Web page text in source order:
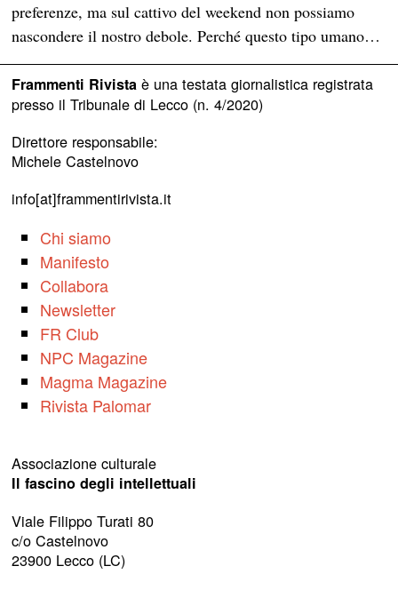
preferenze, ma sul cattivo del weekend non possiamo
nascondere il nostro debole. Perché questo tipo umano…
Frammenti Rivistaè una testata giornalistica registrata
presso il Tribunale di Lecco (n. 4/2020)
Direttore responsabile:
Michele Castelnovo
info[at]frammentirivista.it
Chi siamo
Manifesto
Collabora
Newsletter
FR Club
NPC Magazine
Magma Magazine
Rivista Palomar
Associazione culturale
Il fascino degli intellettuali
Viale Filippo Turati 80
c/o Castelnovo
23900 Lecco (LC)